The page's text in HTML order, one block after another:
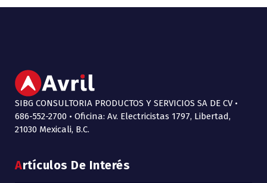
SIBG CONSULTORIA PRODUCTOS Y SERVICIOS SA DE CV •
686-552-2700 • Oficina: Av. Electricistas 1797, Libertad,
21030 Mexicali, B.C.
Artículos De Interés